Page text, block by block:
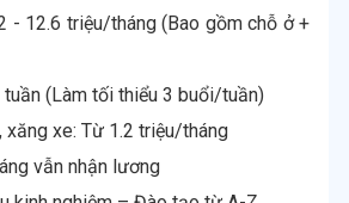
- 12.6 triệu/tháng (Bao gồm chỗ ở +
(Làm tối thiểu 3 buổi/tuần)
xăng xe: Từ 1.2 triệu/tháng
vẫn nhận lương